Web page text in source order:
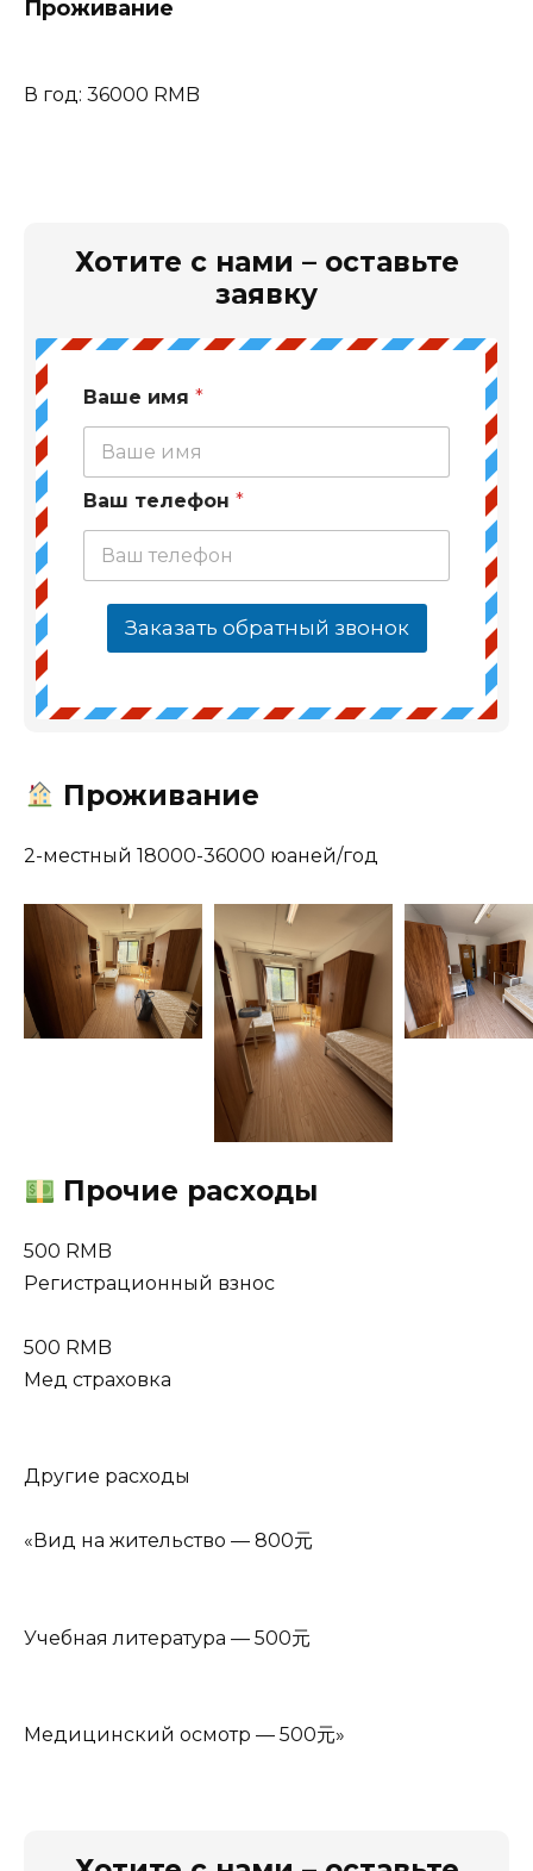
Проживание
В год: 36000 RMB
Хотите с нами – оставьте
заявку
Ваше имя *
Ваш телефон *
Заказать обратный звонок
Проживание
2-местный 18000-36000 юаней/год
Прочие расходы
500 RMB
Регистрационный взнос
500 RMB
Мед страховка
Другие расходы
«Вид на жительство — 800元
Учебная литература — 500元
Медицинский осмотр — 500元»